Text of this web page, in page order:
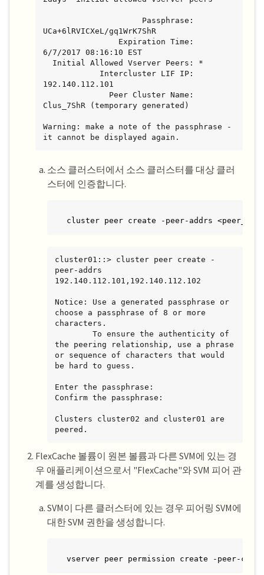
UCa+6lRVICXeL/gq1WrK7ShR
6/7/2017 08:16:10 EST
192.140.112.101
Clus_7ShR (temporary generated)
Warning: make a note of the passphrase -
it cannot be displayed again.
소스 클러스터에서 소스 클러스터를 대상 클러
스터에 인증합니다.
cluster peer create -peer-addrs
cluster01::> cluster peer create -
peer-addrs
192.140.112.101,192.140.112.102
Notice: Use a generated passphrase or
choose a passphrase of 8 or more
characters.
the peering relationship, use a phrase
or sequence of characters that would
be hard to guess.
Enter the passphrase:
Confirm the passphrase:
Clusters cluster02 and cluster01 are
peered.
FlexCache 볼륨이 원본 볼륨과 다른 SVM에 있는 경
우 애플리케이션으로서 "FlexCache"와 SVM 피어 관
계를 생성합니다.
SVM이 다른 클러스터에 있는 경우 피어링 SVM에
대한 SVM 권한을 생성합니다.
vserver peer permission create -peer-